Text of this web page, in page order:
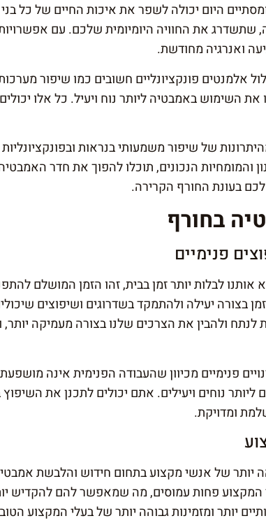
היום יכולה לשפר את איכות החיים של כל
שתשדרג את החוויה היומיומית שלכם. עם
ואנרגיה מחודשת.
אלמנטים פונקציונליים חשובים כמו שיפור
את השימוש באמבטיה ליותר נוח ויעיל. כל אלו
של שיפור משמעותי בנראות
הנכונים, תוכלו להפוך את חדר
בעונת החורף הקרירה.
בחורף
פנימיים
לבלות יותר זמן בבית, זהו הזמן המושלם
בצורה יעילה ולהתמקד בשדרוגים ושיפוצים
לנתח ולהבין את הצרכים שלנו בצורה מעמיקה
פנימיים מכיוון שהעבודה הפנימית אינה
נוחים ויעילים. אתם יכולים לתכנן את
ומדויקת.
יותר של אנשי מקצוע בתחום חידוש והלבשת
המקצוע פחות עמוסים, מה שמאפשר להם להקדיש
יותר ומזמינות גבוהה יותר של בעלי המקצוע